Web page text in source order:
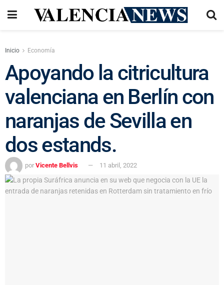
Inicio Economía
Apoyando la citricultura
valenciana en Berlín con
naranjas de Sevilla en
dos estands.
por Vicente Bellvis 11 abril, 2022